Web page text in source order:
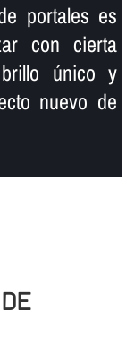
portales es
con cierta
único y
nuevo de